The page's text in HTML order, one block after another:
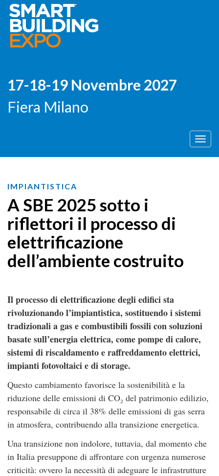
17-18-19 Novembre 2027
Fiera Milano
Menù
IMPIANTISTICA
A SBE 2025 sotto i
riflettori il processo di
elettrificazione
dell’ambiente costruito
Il processo di elettrificazione degli edifici sta
rivoluzionando l’impiantistica, sostituendo i sistemi
tradizionali a gas e combustibili fossili con soluzioni
basate sull’energia elettrica, come pompe di calore,
sistemi di riscaldamento e raffreddamento elettrici,
impianti fotovoltaici e di storage.
Questo cambiamento favorisce la sostenibilità e la
riduzione delle emissioni di CO₂ del patrimonio edilizio,
responsabile di circa il 38% delle emissioni di gas serra
in atmosfera, contribuendo alla transizione energetica.
Una transizione non indolore, tuttavia, dal momento che
in Italia presuppone di affrontare con urgenza numerose
criticità: ovvero la necessità di adeguare le infrastrutture